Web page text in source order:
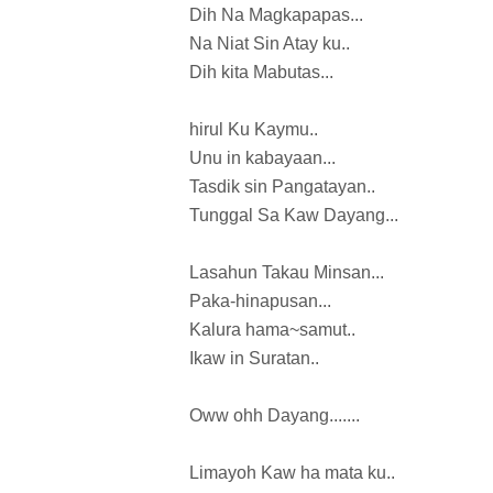
Dih Na Magkapapas...
Na Niat Sin Atay ku..
Dih kita Mabutas...
hirul Ku Kaymu..
Unu in kabayaan...
Tasdik sin Pangatayan..
Tunggal Sa Kaw Dayang...
Lasahun Takau Minsan...
Paka-hinapusan...
Kalura hama~samut..
Ikaw in Suratan..
Oww ohh Dayang.......
Limayoh Kaw ha mata ku..